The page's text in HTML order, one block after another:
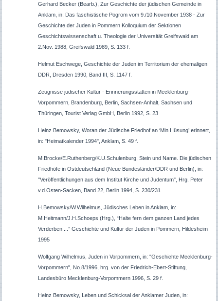
Gerhard Becker (Bearb.), Zur Geschichte der jüdischen Gemeinde in
Anklam, in: Das faschistische Pogrom vom 9./10.November 1938 - Zur
Geschichte der Juden in Pommern Kolloquium der Sektionen
Geschichtswissenschaft u. Theologie der Universität Greifswald am
2.Nov. 1988, Greifswald 1989, S. 133 f.
Helmut Eschwege, Geschichte der Juden im Territorium der ehemaligen
DDR, Dresden 1990, Band III, S. 1147 f.
Zeugnisse jüdischer Kultur - Erinnerungsstätten in Mecklenburg-
Vorpommern, Brandenburg, Berlin, Sachsen-Anhalt, Sachsen und
Thüringen, Tourist Verlag GmbH, Berlin 1992, S. 23
Heinz Bemowsky, Woran der Jüdische Friedhof an ‘Min Hüsung’ erinnert,
in: "Heimatkalender 1994", Anklam, S. 49 f.
M.Brocke/E.Ruthenberg/K.U.Schulenburg, Stein und Name. Die jüdischen
Friedhöfe in Ostdeutschland (Neue Bundesländer/DDR und Berlin), in:
"Veröffentlichungen aus dem Institut Kirche und Judentum", Hrg. Peter
v.d.Osten-Sacken, Band 22, Berlin 1994, S. 230/231
H.Bemowsky/W.Wilhelmus, Jüdisches Leben in Anklam, in:
M.Heitmann/J.H.Schoeps (Hrg.), “Halte fern dem ganzen Land jedes
Verderben ...” Geschichte und Kultur der Juden in Pommern, Hildesheim
1995
Wolfgang Wilhelmus, Juden in Vorpommern, in: "Geschichte Mecklenburg-
Vorpommern", No.8/1996, hrg. von der Friedrich-Ebert-Stiftung,
Landesbüro Mecklenburg-Vorpommern 1996, S. 29 f.
Heinz Bemowsky, Leben und Schicksal der Anklamer Juden, in: